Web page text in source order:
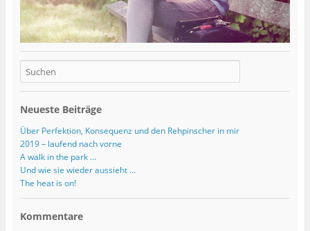
Neueste Beiträge
Über Perfektion, Konsequenz und den Rehpinscher in mir
2019 – laufend nach vorne
A walk in the park …
Und wie sie wieder aussieht …
The heat is on!
Kommentare